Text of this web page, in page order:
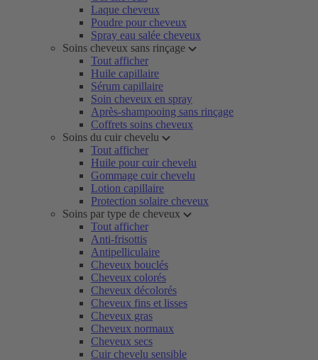
Laque cheveux
Poudre pour cheveux
Spray eau salée cheveux
Soins cheveux sans rinçage
Tout afficher
Huile capillaire
Sérum capillaire
Soin cheveux en spray
Après-shampooing sans rinçage
Coffrets soins cheveux
Soins du cuir chevelu
Tout afficher
Huile pour cuir chevelu
Gommage cuir chevelu
Lotion capillaire
Protection solaire cheveux
Soins par type de cheveux
Tout afficher
Anti-frisottis
Antipelliculaire
Cheveux bouclés
Cheveux colorés
Cheveux décolorés
Cheveux fins et lisses
Cheveux gras
Cheveux normaux
Cheveux secs
Cuir chevelu sensible